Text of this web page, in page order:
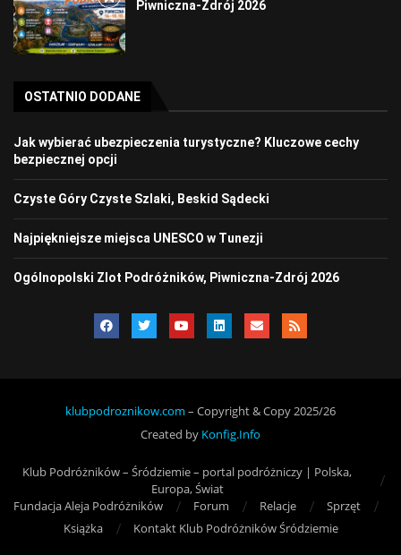
Piwniczna-Zdrój 2026
OSTATNIO DODANE
Jak wybierać ubezpieczenia turystyczne? Kluczowe cechy
bezpiecznej opcji
Czyste Góry Czyste Szlaki, Beskid Sądecki
Najpiękniejsze miejsca UNESCO w Tunezji
Ogólnopolski Zlot Podróżników, Piwniczna-Zdrój 2026
klubpodroznikow.com – Copyright & Copy 2025/26
Created by Konfig.Info
Klub Podróżników – Śródziemie – portal podróżniczy | Polska,
Europa, Świat
Fundacja Aleja Podróżników
Forum Relacje
Sprzęt
Książka
Kontakt Klub Podróżników Śródziemie